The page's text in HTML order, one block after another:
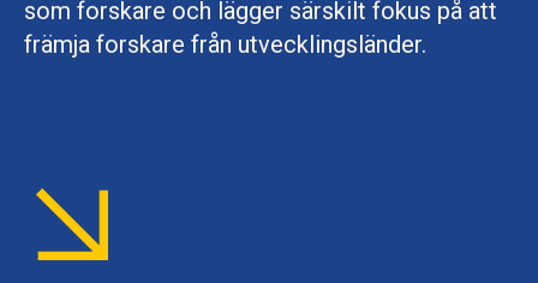
som forskare och lägger särskilt fokus på att
främja forskare från utvecklingsländer.